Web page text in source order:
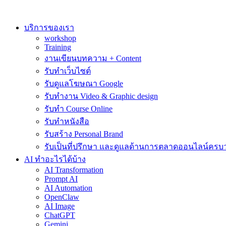
contentบริการของเรา
workshop
Training
งานเขียนบทความ + Content
รับทำเว็บไซต์
รับดูแลโฆษณา Google
รับทำงาน Video & Graphic design
รับทำ Course Online
รับทำหนังสือ
รับสร้าง Personal Brand
รับเป็นที่ปรึกษา และดูแลด้านการตลาดออนไลน์ครบ
AI ทำอะไรได้บ้าง
AI Transformation
Prompt AI
AI Automation
OpenClaw
AI Image
ChatGPT
Gemini